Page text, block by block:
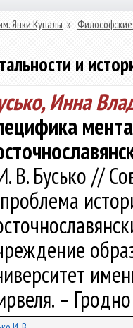
Янки Купалы »
и
Инна
В. Бусько //
–